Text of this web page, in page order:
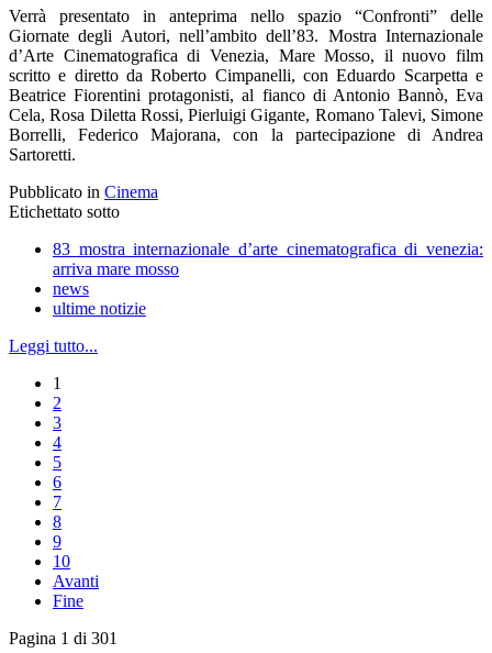
Verrà presentato in anteprima nello spazio “Confronti” delle
Giornate degli Autori, nell’ambito dell’83. Mostra Internazionale
d’Arte Cinematografica di Venezia, Mare Mosso, il nuovo film
scritto e diretto da Roberto Cimpanelli, con Eduardo Scarpetta e
Beatrice Fiorentini protagonisti, al fianco di Antonio Bannò, Eva
Cela, Rosa Diletta Rossi, Pierluigi Gigante, Romano Talevi, Simone
Borrelli, Federico Majorana, con la partecipazione di Andrea
Sartoretti.
Pubblicato in Cinema
Etichettato sotto
83 mostra internazionale d’arte cinematografica di venezia:
arriva mare mosso
news
ultime notizie
Leggi tutto...
1
2
3
4
5
6
7
8
9
10
Avanti
Fine
Pagina 1 di 301